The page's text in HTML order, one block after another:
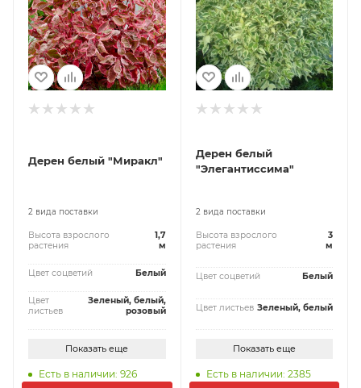
Дерен белый "Миракл"
2 вида поставки
Высота взрослого
растения
1,7
м
Цвет соцветий Белый
Цвет
листьев
Зеленый, белый,
розовый
Показать еще
Есть в наличии: 926
Дерен белый
"Элегантиссима"
2 вида поставки
Высота взрослого
растения
3
м
Цвет соцветий Белый
Цвет листьев Зеленый, белый
Показать еще
Есть в наличии: 2385